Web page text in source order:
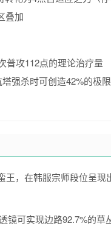
叠加
普攻112点的理论治疗量
强杀时可创造42%的极
，在韩服宗师段位呈现
镜可实现边路92.7%的草